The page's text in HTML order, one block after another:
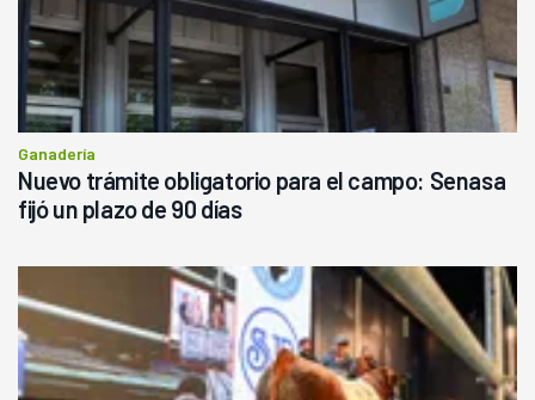
Ganadería
Nuevo trámite obligatorio para el campo: Senasa
fijó un plazo de 90 días